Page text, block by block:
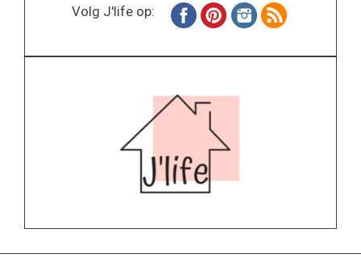
Volg J'life op: